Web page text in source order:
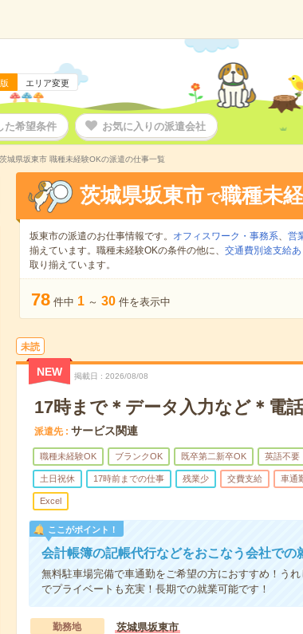
エリア変更
た希望条件 お気に入りの派遣会社
茨城県坂東市 職種未経験OKの派遣の仕事一覧
茨城県坂東市 で職種未
坂東市の派遣のお仕事情報です。 オフィスワーク・事務系、 営
揃えています。職種未経験OKの条件の他に、 交通費別途支給あ
取り揃えています。
78 件中 1 ～ 30 件を表示中
未読
NEW 掲載日 2026/08/08
17時まで＊データ入力など＊電
派遣先 サービス関連
職種未経験OK ブランクOK 既卒第二新卒OK 英語不要
土日祝休 17時前までの仕事 残業少 交費支給 車通
Excel
ここがポイント！
会計帳簿の記帳代行などをおこなう会社での
無料駐車場完備で車通勤をご希望の方におすすめ！う
でプライベートも充実！長期での就業可能です！
勤務地
茨城県坂東市